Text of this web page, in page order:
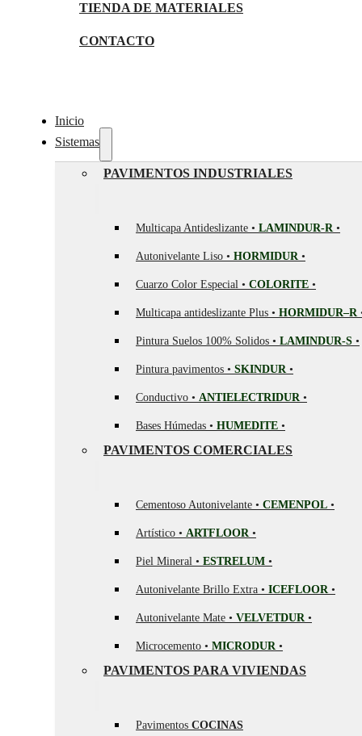
TIENDA DE MATERIALES
CONTACTO
Inicio
Sistemas
PAVIMENTOS INDUSTRIALES
Multicapa Antideslizante • LAMINDUR-R •
Autonivelante Liso • HORMIDUR •
Cuarzo Color Especial • COLORITE •
Multicapa antideslizante Plus • HORMIDUR–R
Pintura Suelos 100% Solidos • LAMINDUR-S •
Pintura pavimentos • SKINDUR •
Conductivo • ANTIELECTRIDUR •
Bases Húmedas • HUMEDITE •
PAVIMENTOS COMERCIALES
Cementoso Autonivelante • CEMENPOL •
Artístico • ARTFLOOR •
Piel Mineral • ESTRELUM •
Autonivelante Brillo Extra • ICEFLOOR •
Autonivelante Mate • VELVETDUR •
Microcemento • MICRODUR •
PAVIMENTOS PARA VIVIENDAS
Pavimentos COCINAS